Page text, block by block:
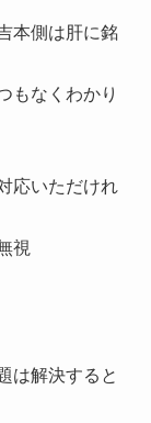
本側は肝に銘
もなくわかり
応いただけれ
視
は解決すると